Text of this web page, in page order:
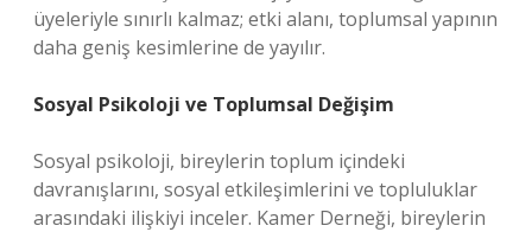
üyeleriyle sınırlı kalmaz; etki alanı, toplumsal yapının
daha geniş kesimlerine de yayılır.
Sosyal Psikoloji ve Toplumsal Değişim
Sosyal psikoloji, bireylerin toplum içindeki
davranışlarını, sosyal etkileşimlerini ve topluluklar
arasındaki ilişkiyi inceler. Kamer Derneği, bireylerin